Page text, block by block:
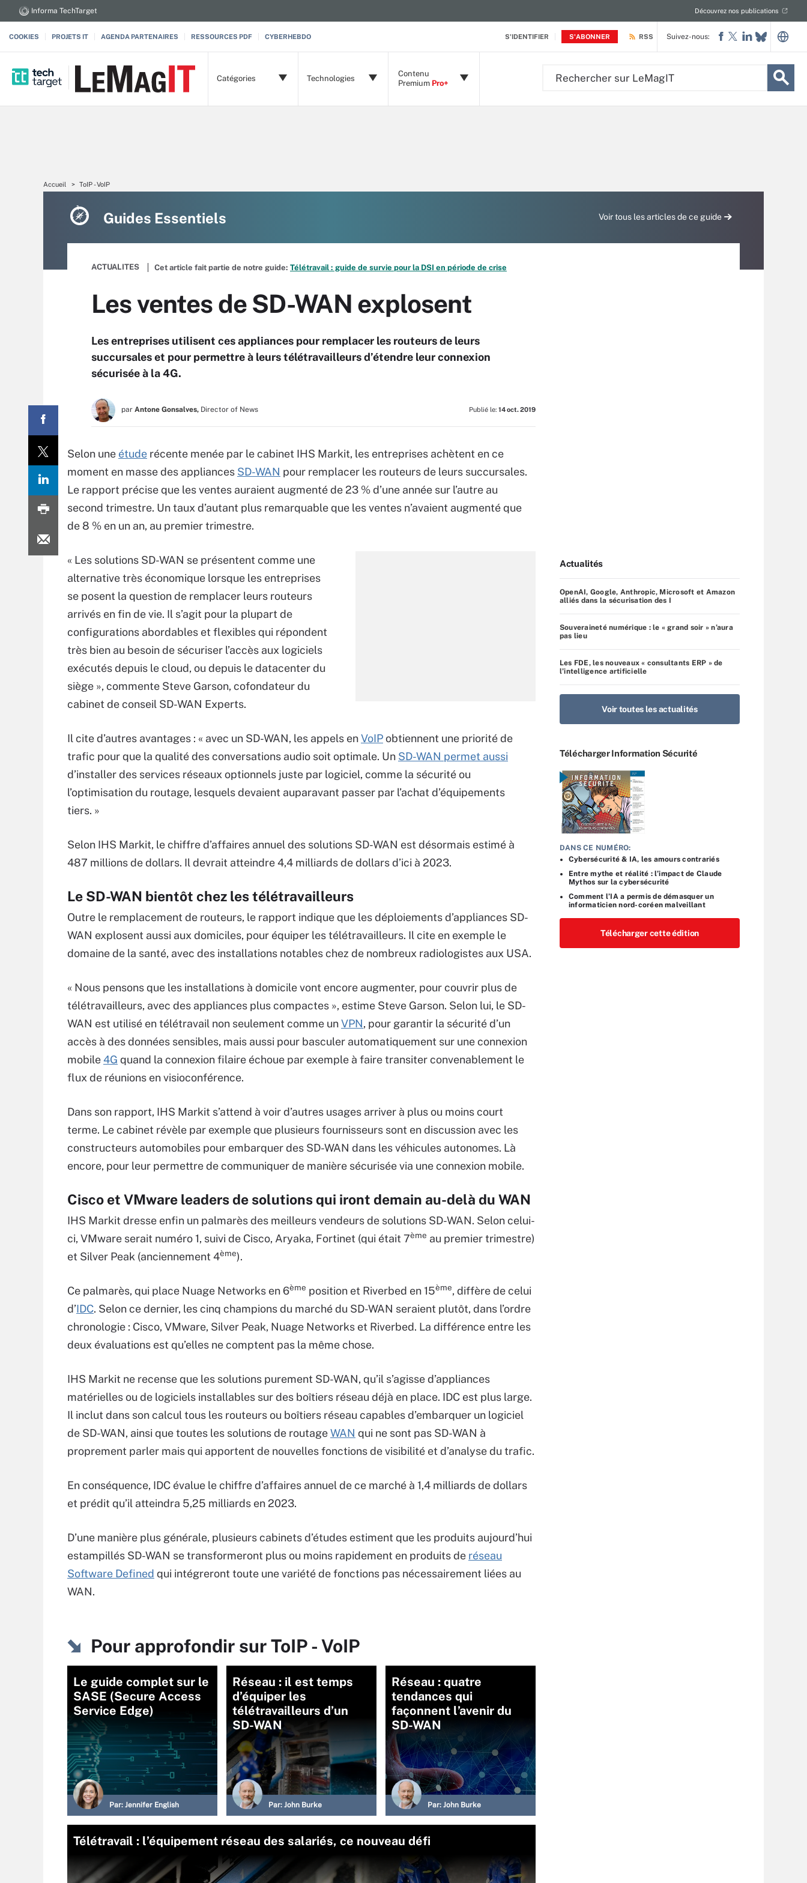
S'IDENTIFIER S'ABONNER
Informa TechTarget Découvrez nos publications
COOKIES PROJETS IT AGENDA PARTENAIRES RESSOURCES PDF CYBERHEBDO RSS
Catégories Technologies
Contenu
Premium Pro+
Suivez-nous:
Accueil ToIP - VoIP
Guides Essentiels Voir tous les articles de ce guide
ACTUALITES Cet article fait partie de notre guide: Télétravail : guide de survie pour la DSI en période de crise
Les ventes de SD-WAN explosent
Les entreprises utilisent ces appliances pour remplacer les routeurs de leurs
succursales et pour permettre à leurs télétravailleurs d’étendre leur connexion
sécurisée à la 4G.
par Antone Gonsalves, Director of News Publié le: 14 oct. 2019
Selon une étude récente menée par le cabinet IHS Markit, les entreprises achètent en ce
moment en masse des appliances SD-WAN pour remplacer les routeurs de leurs succursales.
Le rapport précise que les ventes auraient augmenté de 23 % d’une année sur l’autre au
second trimestre. Un taux d’autant plus remarquable que les ventes n’avaient augmenté que
de 8 % en un an, au premier trimestre.
« Les solutions SD-WAN se présentent comme une
alternative très économique lorsque les entreprises
se posent la question de remplacer leurs routeurs
arrivés en fin de vie. Il s’agit pour la plupart de
configurations abordables et flexibles qui répondent
très bien au besoin de sécuriser l’accès aux logiciels
exécutés depuis le cloud, ou depuis le datacenter du
siège », commente Steve Garson, cofondateur du
cabinet de conseil SD-WAN Experts.
Il cite d’autres avantages : « avec un SD-WAN, les appels enVoIPobtiennent une priorité de
trafic pour que la qualité des conversations audio soit optimale. Un SD-WAN permet aussi
d’installer des services réseaux optionnels juste par logiciel, comme la sécurité ou
l’optimisation du routage, lesquels devaient auparavant passer par l’achat d’équipements
tiers. »
Selon IHS Markit, le chiffre d’affaires annuel des solutions SD-WAN est désormais estimé à
487 millions de dollars. Il devrait atteindre 4,4 milliards de dollars d’ici à 2023.
Le SD-WAN bientôt chez les télétravailleurs
Outre le remplacement de routeurs, le rapport indique que les déploiements d’appliances SD-
WAN explosent aussi aux domiciles, pour équiper les télétravailleurs. Il cite en exemple le
domaine de la santé, avec des installations notables chez de nombreux radiologistes aux USA.
« Nous pensons que les installations à domicile vont encore augmenter, pour couvrir plus de
télétravailleurs, avec des appliances plus compactes », estime Steve Garson. Selon lui, le SD-
WAN est utilisé en télétravail non seulement comme unVPN, pour garantir la sécurité d’un
accès à des données sensibles, mais aussi pour basculer automatiquement sur une connexion
mobile4G quand la connexion filaire échoue par exemple à faire transiter convenablement le
flux de réunions en visioconférence.
Dans son rapport, IHS Markit s’attend à voir d’autres usages arriver à plus ou moins court
terme. Le cabinet révèle par exemple que plusieurs fournisseurs sont en discussion avec les
constructeurs automobiles pour embarquer des SD-WAN dans les véhicules autonomes. Là
encore, pour leur permettre de communiquer de manière sécurisée via une connexion mobile.
Cisco et VMware leaders de solutions qui iront demain au-delà du WAN
IHS Markit dresse enfin un palmarès des meilleurs vendeurs de solutions SD-WAN. Selon celui-
ci, VMware serait numéro 1, suivi de Cisco, Aryaka, Fortinet (qui était 7ème au premier trimestre)
et Silver Peak (anciennement 4ème).
Ce palmarès, qui place Nuage Networks en 6ème position et Riverbed en 15ème, diffère de celui
d’IDC. Selon ce dernier, les cinq champions du marché du SD-WAN seraient plutôt, dans l’ordre
chronologie : Cisco, VMware, Silver Peak, Nuage Networks et Riverbed. La différence entre les
deux évaluations est qu’elles ne comptent pas la même chose.
IHS Markit ne recense que les solutions purement SD-WAN, qu’il s’agisse d’appliances
matérielles ou de logiciels installables sur des boîtiers réseau déjà en place. IDC est plus large.
Il inclut dans son calcul tous les routeurs ou boîtiers réseau capables d’embarquer un logiciel
de SD-WAN, ainsi que toutes les solutions de routageWAN qui ne sont pas SD-WAN à
proprement parler mais qui apportent de nouvelles fonctions de visibilité et d’analyse du trafic.
En conséquence, IDC évalue le chiffre d’affaires annuel de ce marché à 1,4 milliards de dollars
et prédit qu’il atteindra 5,25 milliards en 2023.
D’une manière plus générale, plusieurs cabinets d’études estiment que les produits aujourd’hui
estampillés SD-WAN se transformeront plus ou moins rapidement en produits de réseau
Software Defined qui intégreront toute une variété de fonctions pas nécessairement liées au
WAN.
Pour approfondir sur ToIP - VoIP
Le guide complet sur le
SASE (Secure Access
Service Edge)
Par: Jennifer English
Réseau : il est temps
d’équiper les
télétravailleurs d’un
SD-WAN
Par: John Burke
Réseau : quatre
tendances qui
façonnent l’avenir du
SD-WAN
Par: John Burke
Télétravail : l’équipement réseau des salariés, ce nouveau défi
Actualités
OpenAI, Google, Anthropic, Microsoft et Amazon
alliés dans la sécurisation des I
Souveraineté numérique : le « grand soir » n’aura
pas lieu
Les FDE, les nouveaux « consultants ERP » de
l’intelligence artificielle
Voir toutes les actualités
Télécharger Information Sécurité
DANS CE NUMÉRO:
Cybersécurité & IA, les amours contrariés
Entre mythe et réalité : l’impact de Claude
Mythos sur la cybersécurité
Comment l’IA a permis de démasquer un
informaticien nord-coréen malveillant
Télécharger cette édition